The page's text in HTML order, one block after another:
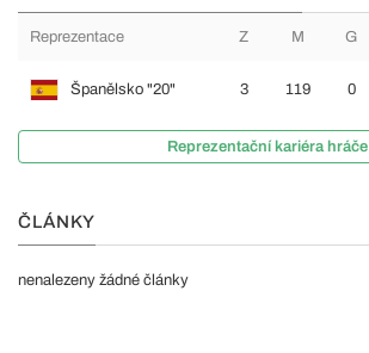
Reprezentace Z M G
Španělsko "20" 3 119 0
Reprezentační kariéra hráče
ČLÁNKY
nenalezeny žádné články